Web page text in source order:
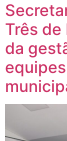
Três de
da